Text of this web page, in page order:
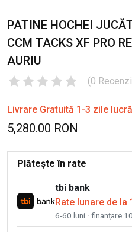
PATINE HOCHEI
CCM TACKS XF PRO
AURIU
(0
Livrare Gratuită 1-3 zile
5,280.00 RON
Plătește în rate
tbi bank
Rate lunare de la
6-60 luni · finanțare